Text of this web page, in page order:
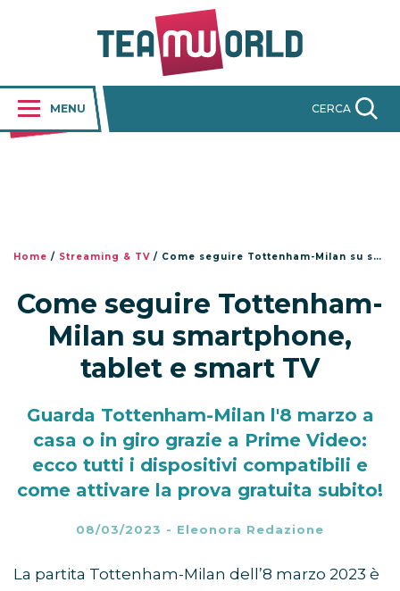
MENU CERCA
Home / Streaming & TV / Come seguire Tottenham-Milan su smartphone, tablet e smart TV
Come seguire Tottenham-
Milan su smartphone,
tablet e smart TV
Guarda Tottenham-Milan l'8 marzo a
casa o in giro grazie a Prime Video:
ecco tutti i dispositivi compatibili e
come attivare la prova gratuita subito!
08/03/2023 - Eleonora Redazione
La partita Tottenham-Milan dell’8 marzo 2023 è